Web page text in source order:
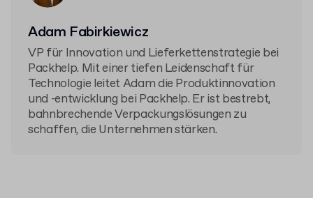
Adam Fabirkiewicz
VP für Innovation und Lieferkettenstrategie bei
Packhelp. Mit einer tiefen Leidenschaft für
Technologie leitet Adam die Produktinnovation
und -entwicklung bei Packhelp. Er ist bestrebt,
bahnbrechende Verpackungslösungen zu
schaffen, die Unternehmen stärken.